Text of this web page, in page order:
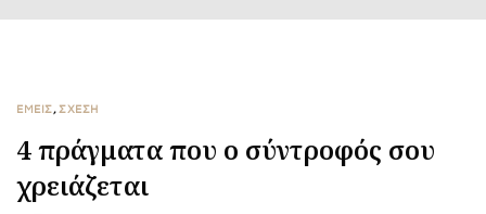
ΕΜΕΙΣ,ΣΧΕΣΗ
4 πράγματα που ο σύντροφός σου
χρειάζεται